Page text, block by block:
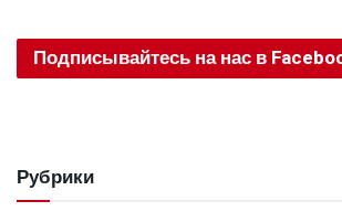
Подписывайтесь на нас в
Рубрики